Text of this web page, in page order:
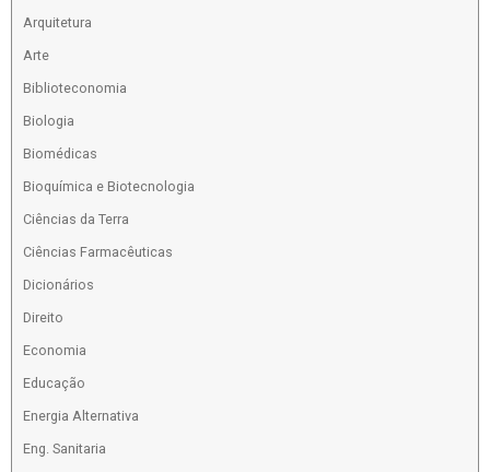
Arquitetura
Arte
Biblioteconomia
Biologia
Biomédicas
Bioquímica e Biotecnologia
Ciências da Terra
Ciências Farmacêuticas
Dicionários
Direito
Economia
Educação
Energia Alternativa
Eng. Sanitaria